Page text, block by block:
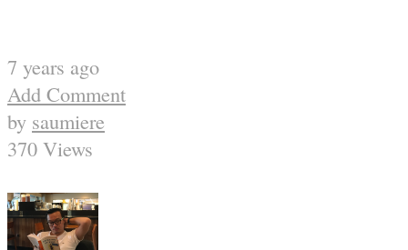
7 years ago
Add Comment
by saumiere
370 Views